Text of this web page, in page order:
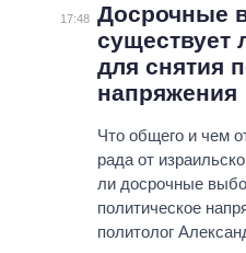
17:48 Досрочные
существует
для снятия
напряжения
Что общего и чем
рада от
ли досрочные
политическое
политолог